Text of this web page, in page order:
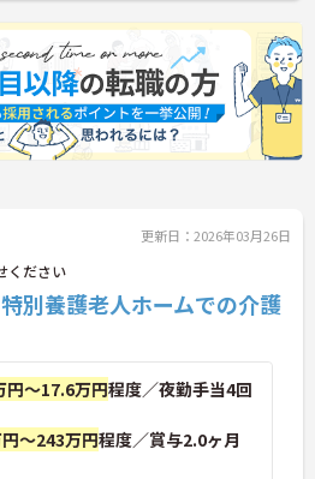
更新日：2026年03月26日
ださい
別養護老人ホームでの介護
円～17.6万円程度／夜勤手当4回
～243万円程度／賞与2.0ヶ月